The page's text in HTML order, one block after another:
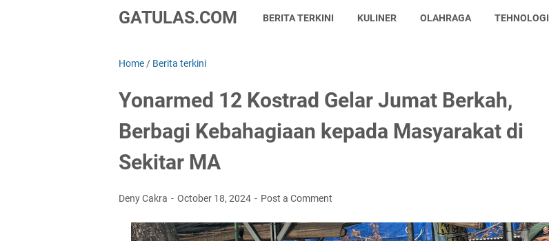
GATULAS.COM BERITA TERKINI KULINER OLAHRAGA TEHNOLOGI
Home / Berita terkini
Yonarmed 12 Kostrad Gelar Jumat Berkah,
Berbagi Kebahagiaan kepada Masyarakat di
Sekitar MA
Deny Cakra October 18, 2024 Post a Comment